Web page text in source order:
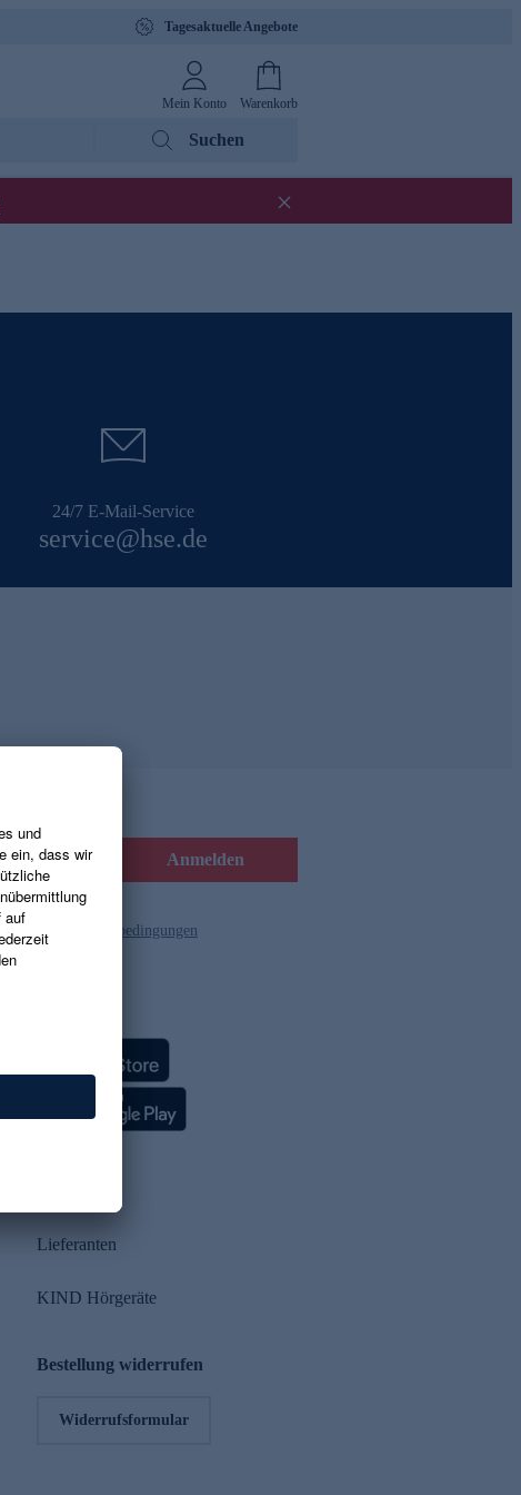
Tagesaktuelle Angebote
Mein Konto Warenkorb
Suchen
24/7 E-Mail-Service
service@hse.de
Anmelden
und die Gutscheinbedingungen
Lieferanten
KIND Hörgeräte
Bestellung widerrufen
Widerrufsformular